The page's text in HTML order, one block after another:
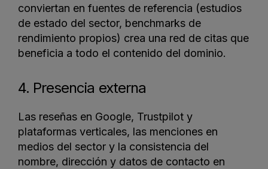
conviertan en fuentes de referencia (estudios
de estado del sector, benchmarks de
rendimiento propios) crea una red de citas que
beneficia a todo el contenido del dominio.
4. Presencia externa
Las reseñas en Google, Trustpilot y
plataformas verticales, las menciones en
medios del sector y la consistencia del
nombre, dirección y datos de contacto en